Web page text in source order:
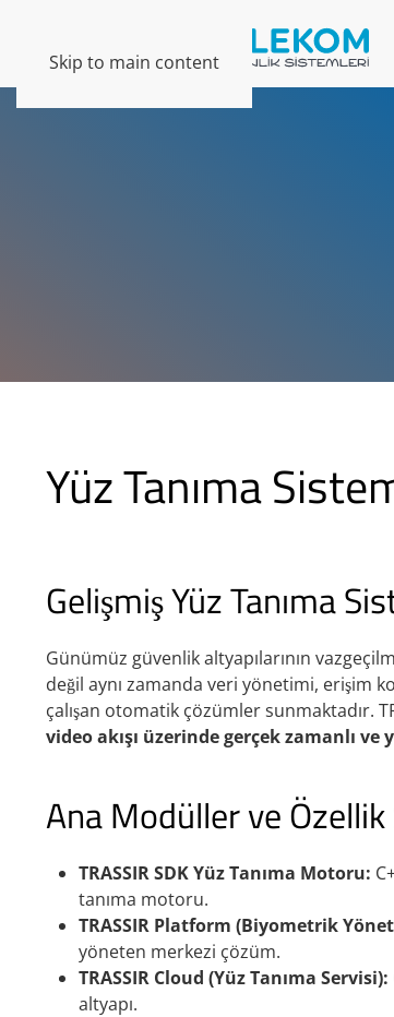
Skip to main content
Yüz Tanıma
Gelişmiş Yüz Tanıma
Günümüz güvenlik altyapılarının
değil aynı zamanda veri yönetimi, erişim
çalışan otomatik çözümler sunmaktadır.
video akışı üzerinde gerçek zamanlı
Ana Modüller ve Özellik
TRASSIR SDK Yüz Tanıma Motoru:
tanıma motoru.
TRASSIR Platform (Biyometrik
yöneten merkezi çözüm.
TRASSIR Cloud (Yüz Tanıma Servisi):
altyapı.